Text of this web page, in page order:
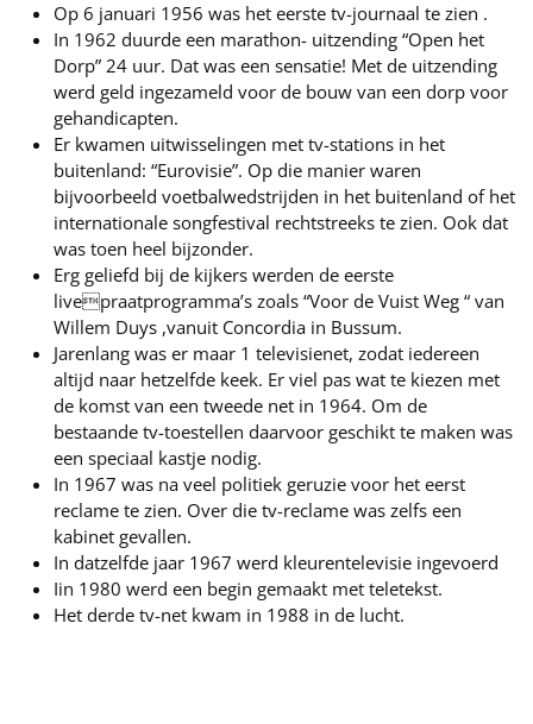
Op 6 januari 1956 was het eerste tv-journaal te zien .
In 1962 duurde een marathon- uitzending “Open het
Dorp” 24 uur. Dat was een sensatie! Met de uitzending
werd geld ingezameld voor de bouw van een dorp voor
gehandicapten.
Er kwamen uitwisselingen met tv-stations in het
buitenland: “Eurovisie”. Op die manier waren
bijvoorbeeld voetbalwedstrijden in het buitenland of het
internationale songfestival rechtstreeks te zien. Ook dat
was toen heel bijzonder.
Erg geliefd bij de kijkers werden de eerste
livepraatprogramma’s zoals “Voor de Vuist Weg “ van
Willem Duys ,vanuit Concordia in Bussum.
Jarenlang was er maar 1 televisienet, zodat iedereen
altijd naar hetzelfde keek. Er viel pas wat te kiezen met
de komst van een tweede net in 1964. Om de
bestaande tv-toestellen daarvoor geschikt te maken was
een speciaal kastje nodig.
In 1967 was na veel politiek geruzie voor het eerst
reclame te zien. Over die tv-reclame was zelfs een
kabinet gevallen.
In datzelfde jaar 1967 werd kleurentelevisie ingevoerd
Iin 1980 werd een begin gemaakt met teletekst.
Het derde tv-net kwam in 1988 in de lucht.